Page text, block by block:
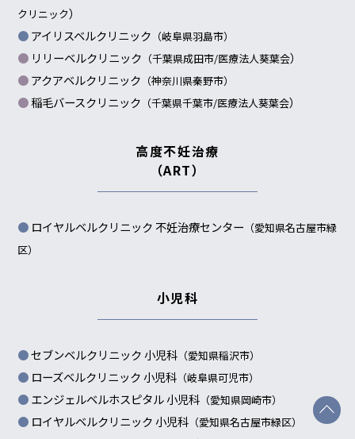
クリニック）
アイリスベルクリニック （岐阜県羽島市）
リリーベルクリニック （千葉県成田市/医療法人葵葉会）
アクアベルクリニック （神奈川県秦野市）
稲毛バースクリニック （千葉県千葉市/医療法人葵葉会）
高度不妊治療
（ART）
ロイヤルベルクリニック 不妊治療センター （愛知県名古屋市緑
区）
小児科
セブンベルクリニック 小児科 （愛知県稲沢市）
ローズベルクリニック 小児科 （岐阜県可児市）
エンジェルベルホスピタル 小児科 （愛知県岡崎市）
ロイヤルベルクリニック 小児科 （愛知県名古屋市緑区）